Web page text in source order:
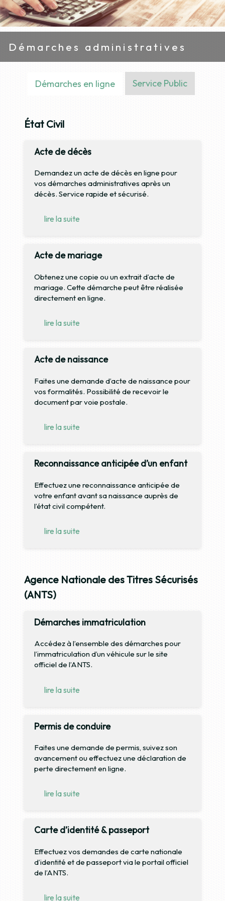
Démarches administratives
Démarches en ligne Service Public
État Civil
Acte de décès
Demandez un acte de décès en ligne pour
vos démarches administratives après un
décès. Service rapide et sécurisé.
lire la suite
Acte de mariage
Obtenez une copie ou un extrait d’acte de
mariage. Cette démarche peut être réalisée
directement en ligne.
lire la suite
Acte de naissance
Faites une demande d’acte de naissance pour
vos formalités. Possibilité de recevoir le
document par voie postale.
lire la suite
Reconnaissance anticipée d’un enfant
Effectuez une reconnaissance anticipée de
votre enfant avant sa naissance auprès de
l’état civil compétent.
lire la suite
Agence Nationale des Titres Sécurisés
(ANTS)
Démarches immatriculation
Accédez à l’ensemble des démarches pour
l’immatriculation d’un véhicule sur le site
officiel de l’ANTS.
lire la suite
Permis de conduire
Faites une demande de permis, suivez son
avancement ou effectuez une déclaration de
perte directement en ligne.
lire la suite
Carte d’identité & passeport
Effectuez vos demandes de carte nationale
d’identité et de passeport via le portail officiel
de l’ANTS.
lire la suite